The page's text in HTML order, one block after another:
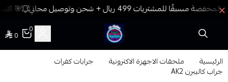
🎯
فيب المدينة
0
0
الرئيسية ملحقات الاجهزة الاكترونية جرابات كفرات
جراب كاليبرن AK2